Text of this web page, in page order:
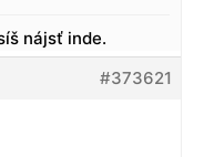
nájsť inde.
#373621